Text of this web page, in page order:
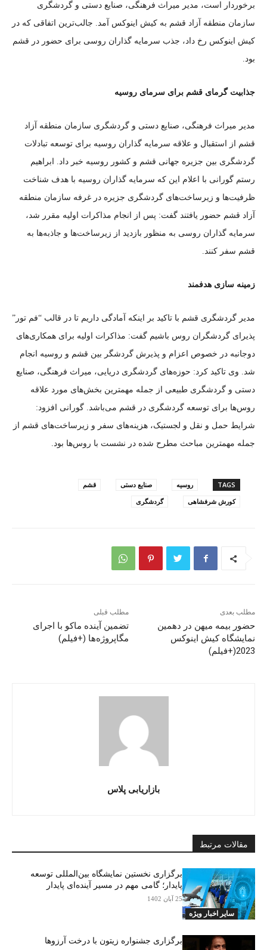
برخوردار است، مدیر میراث فرهنگی، صنایع دستی و گردشگری
سازمان منطقه آزاد قشم به کیش اینوکس آمد. جالب‌ترین اتفاقی که در
کیش اینوکس رخ داد، جذب سرمایه گذاران روسی برای حضور در قشم
بود.
جذابیت گرمای قشم برای سرمای روسیه
مدیر میراث فرهنگی، صنایع دستی و گردشگری سازمان منطقه آزاد
قشم از استقبال و علاقه سرمایه گذاران روسیه برای توسعه تبادلات
گردشگری بین جزیره جهانی قشم و کشور روسیه خبر داد. ابراهیم
رستم گورانی با اعلام این که سرمایه گذاران روسیه با هدف شناخت
ظرفیت‌ها و زیرساخت‌های گردشگری جزیره در غرفه سازمان منطقه
آزاد قشم حضور یافتند گفت: پس از انجام مذاکرات اولیه مقرر شد،
سرمایه گذاران روسی به منظور بازدید از زیرساخت‌ها و جاذبه‌ها به
قشم سفر کنند.
زمینه سازی هدفمند
مدیر گردشگری قشم با تاکید بر اینکه آمادگی داریم تا در قالب “فم تور”
پذیرای گردشگران روس باشیم گفت: مذاکرات اولیه برای همکاری‌های
دوجانبه در خصوص اعزام و پذیرش گردشگر بین قشم و روسیه انجام
شد. وی تاکید کرد: حوزه‌های گردشگری دریایی، میراث فرهنگی، صنایع
دستی و گردشگری طبیعی از جمله مهمترین بخش‌های مورد علاقه
روس‌ها برای توسعه گردشگری در قشم می‌باشد. گورانی افزود:
شرایط حمل و نقل و لجستیک، هزینه‌های سفر و زیرساخت‌های قشم از
جمله مهمترین مباحث مطرح شده در نشست با روس‌ها بود.
TAGS روسیه صنایع دستی
قشم
کورش شرفشاهی
گردشگری
مطلب قبلی
تضمین آینده ماکو با اجرای
مگاپروژه‌ها (+فیلم)
مطلب بعدی
حضور بیمه میهن در دهمین
نمایشگاه کیش اینوکس
2023(+فیلم)
بازاریابی پلاس
مقالات مرتبط
سایر اخبار ویژه
برگزاری نخستین نمایشگاه بین‌المللی توسعه
پایدار؛ گامی مهم در مسیر آینده‌ای پایدار
25 آبان 1402
برگزاری جشنواره زیتون با درخت آرزوها